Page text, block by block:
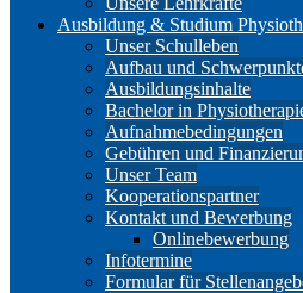
Ausbildung & Studium
Unser Schulleben
Aufbau und
Ausbildungsinhalte
Bachelor in
Aufnahmebedingungen
Gebühren und
Unser Team
Kooperationspartner
Kontakt und Bewerbung
Onlinebewerbung
Infotermine
Formular für